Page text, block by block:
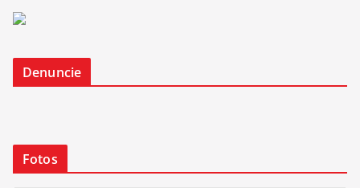
Denuncie
Fotos